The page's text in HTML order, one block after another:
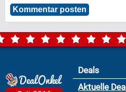
Deals
Aktuelle